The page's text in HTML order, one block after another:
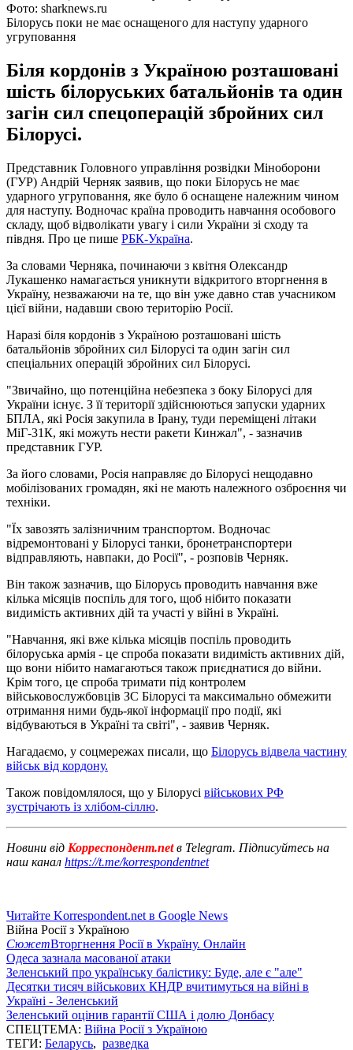
Фото: sharknews.ru
Білорусь поки не має оснащеного для наступу ударного
угруповання
Біля кордонів з Україною розташовані
шість білоруських батальйонів та один
загін сил спецоперацій збройних сил
Білорусі.
Представник Головного управління розвідки Міноборони
(ГУР) Андрій Черняк заявив, що поки Білорусь не має
ударного угруповання, яке було б оснащене належним чином
для наступу. Водночас країна проводить навчання особового
складу, щоб відволікати увагу і сили України зі сходу та
півдня. Про це пише РБК-Україна.
За словами Черняка, починаючи з квітня Олександр
Лукашенко намагається уникнути відкритого вторгнення в
Україну, незважаючи на те, що він уже давно став учасником
цієї війни, надавши свою територію Росії.
Наразі біля кордонів з Україною розташовані шість
батальйонів збройних сил Білорусі та один загін сил
спеціальних операцій збройних сил Білорусі.
"Звичайно, що потенційна небезпека з боку Білорусі для
України існує. З її території здійснюються запуски ударних
БПЛА, які Росія закупила в Ірану, туди переміщені літаки
МіГ-31К, які можуть нести ракети Кинжал", - зазначив
представник ГУР.
За його словами, Росія направляє до Білорусі нещодавно
мобілізованих громадян, які не мають належного озброєння чи
техніки.
"Їх завозять залізничним транспортом. Водночас
відремонтовані у Білорусі танки, бронетранспортери
відправляють, навпаки, до Росії", - розповів Черняк.
Він також зазначив, що Білорусь проводить навчання вже
кілька місяців поспіль для того, щоб нібито показати
видимість активних дій та участі у війні в Україні.
"Навчання, які вже кілька місяців поспіль проводить
білоруська армія - це спроба показати видимість активних дій,
що вони нібито намагаються також приєднатися до війни.
Крім того, це спроба тримати під контролем
військовослужбовців ЗС Білорусі та максимально обмежити
отримання ними будь-якої інформації про події, які
відбуваються в Україні та світі", - заявив Черняк.
Нагадаємо, у соцмережах писали, що Білорусь відвела частину
військ від кордону.
Також повідомлялося, що у Білорусі військових РФ
зустрічають із хлібом-сіллю.
Новини від Корреспондент.netв Telegram. Підписуйтесь на
наш канал https://t.me/korrespondentnet
Читайте Korrespondent.net в Google News
Війна Росії з Україною
СюжетВторгнення Росії в Україну. Онлайн
Одеса зазнала масованої атаки
Зеленський про українську балістику: Буде, але є "але"
Десятки тисяч військових КНДР вчитимуться на війні в
Україні - Зеленський
Зеленський оцінив гарантії США і долю Донбасу
СПЕЦТЕМА: Війна Росії з Україною
ТЕГИ: Беларусь, разведка